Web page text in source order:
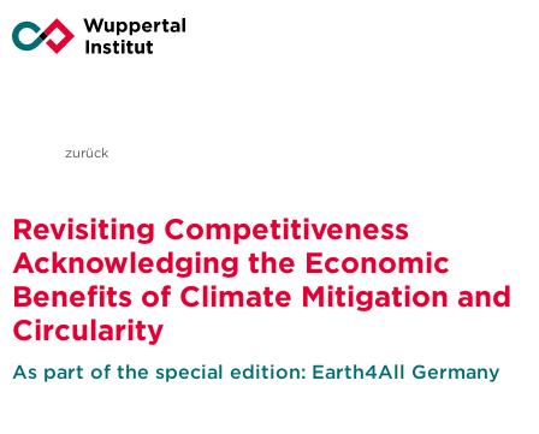
zurück
Revisiting Competitiveness
Acknowledging the Economic
Benefits of Climate Mitigation and
Circularity
As part of the special edition: Earth4All Germany